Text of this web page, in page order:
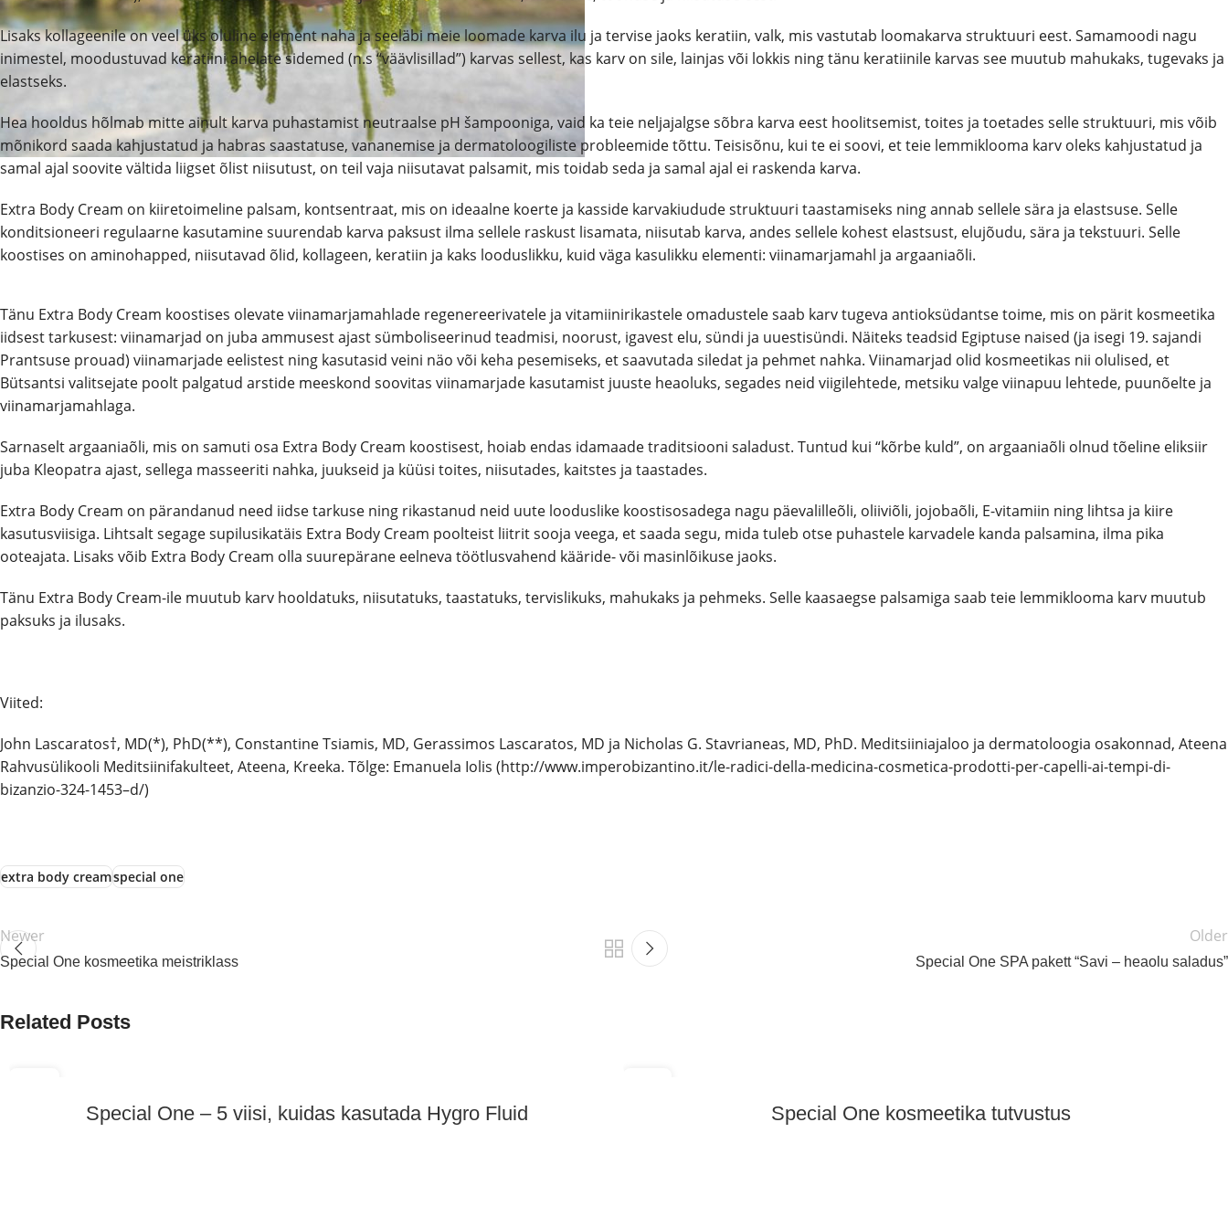
Lisaks kollageenile on veel üks oluline element naha ja seeläbi meie loomade karva ilu ja tervise jaoks keratiin, valk, mis vastutab loomakarva struktuuri eest. Samamoodi nagu
inimestel, moodustuvad keratiini ahelate sidemed (n.s “väävlisillad”) karvas sellest, kas karv on sile, lainjas või lokkis ning tänu keratiinile karvas see muutub mahukaks, tugevaks ja
elastseks.
Hea hooldus hõlmab mitte ainult karva puhastamist neutraalse pH šampooniga, vaid ka teie neljajalgse sõbra karva eest hoolitsemist, toites ja toetades selle struktuuri, mis võib
mõnikord saada kahjustatud ja habras saastatuse, vananemise ja dermatoloogiliste probleemide tõttu. Teisisõnu, kui te ei soovi, et teie lemmiklooma karv oleks kahjustatud ja
samal ajal soovite vältida liigset õlist niisutust, on teil vaja niisutavat palsamit, mis toidab seda ja samal ajal ei raskenda karva.
Extra Body Cream on kiiretoimeline palsam, kontsentraat, mis on ideaalne koerte ja kasside karvakiudude struktuuri taastamiseks ning annab sellele sära ja elastsuse. Selle
konditsioneeri regulaarne kasutamine suurendab karva paksust ilma sellele raskust lisamata, niisutab karva, andes sellele kohest elastsust, elujõudu, sära ja tekstuuri. Selle
koostises on aminohapped, niisutavad õlid, kollageen, keratiin ja kaks looduslikku, kuid väga kasulikku elementi: viinamarjamahl ja argaaniaõli.
Tänu Extra Body Cream koostises olevate viinamarjamahlade regenereerivatele ja vitamiinirikastele omadustele saab karv tugeva antioksüdantse toime, mis on pärit kosmeetika
iidsest tarkusest: viinamarjad on juba ammusest ajast sümboliseerinud teadmisi, noorust, igavest elu, sündi ja uuestisündi. Näiteks teadsid Egiptuse naised (ja isegi 19. sajandi
Prantsuse prouad) viinamarjade eelistest ning kasutasid veini näo või keha pesemiseks, et saavutada siledat ja pehmet nahka. Viinamarjad olid kosmeetikas nii olulised, et
Bütsantsi valitsejate poolt palgatud arstide meeskond soovitas viinamarjade kasutamist juuste heaoluks, segades neid viigilehtede, metsiku valge viinapuu lehtede, puunõelte ja
viinamarjamahlaga.
Sarnaselt argaaniaõli, mis on samuti osa Extra Body Cream koostisest, hoiab endas idamaade traditsiooni saladust. Tuntud kui “kõrbe kuld”, on argaaniaõli olnud tõeline eliksiir
juba Kleopatra ajast, sellega masseeriti nahka, juukseid ja küüsi toites, niisutades, kaitstes ja taastades.
Extra Body Cream on pärandanud need iidse tarkuse ning rikastanud neid uute looduslike koostisosadega nagu päevalilleõli, oliiviõli, jojobaõli, E-vitamiin ning lihtsa ja kiire
kasutusviisiga. Lihtsalt segage supilusikatäis Extra Body Cream poolteist liitrit sooja veega, et saada segu, mida tuleb otse puhastele karvadele kanda palsamina, ilma pika
ooteajata. Lisaks võib Extra Body Cream olla suurepärane eelneva töötlusvahend kääride- või masinlõikuse jaoks.
Tänu Extra Body Cream-ile muutub karv hooldatuks, niisutatuks, taastatuks, tervislikuks, mahukaks ja pehmeks. Selle kaasaegse palsamiga saab teie lemmiklooma karv muutub
paksuks ja ilusaks.
Viited:
John Lascaratos†, MD(*), PhD(**), Constantine Tsiamis, MD, Gerassimos Lascaratos, MD ja Nicholas G. Stavrianeas, MD, PhD. Meditsiiniajaloo ja dermatoloogia osakonnad, Ateena
Rahvusülikooli Meditsiinifakulteet, Ateena, Kreeka. Tõlge: Emanuela Iolis (http://www.imperobizantino.it/le-radici-della-medicina-cosmetica-prodotti-per-capelli-ai-tempi-di-
bizanzio-324-1453–d/)
extra body creamspecial one
Newer
Special One kosmeetika meistriklass
Older
Special One SPA pakett “Savi – heaolu saladus”
Related Posts
Special One – 5 viisi, kuidas kasutada Hygro Fluid Special One kosmeetika tutvustus